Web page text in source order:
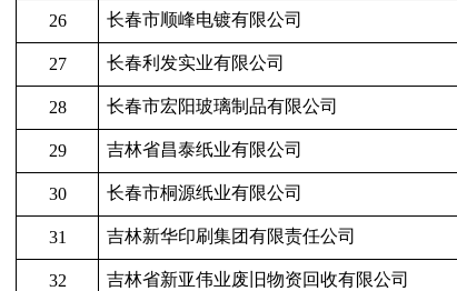
26 长春市顺峰电镀有限公司
27 长春利发实业有限公司
28 长春市宏阳玻璃制品有限公司
29 吉林省昌泰纸业有限公司
30 长春市桐源纸业有限公司
31 吉林新华印刷集团有限责任公司
32 吉林省新亚伟业废旧物资回收有限公司